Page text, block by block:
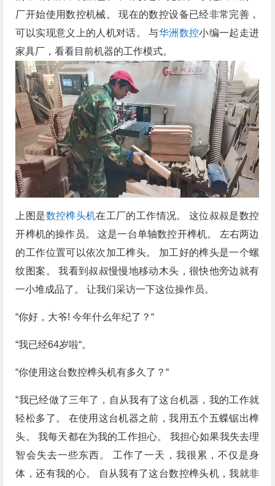
厂开始使用数控机械。 现在的数控设备已经非常完善，
可以实现意义上的人机对话。 与华洲数控小编一起走进
家具厂，看看目前机器的工作模式。
上图是数控榫头机在工厂的工作情况。 这位叔叔是数控
开榫机的操作员。 这是一台单轴数控开榫机。 左右两边
的工作位置可以依次加工榫头。 加工好的榫头是一个螺
纹图案。 我看到叔叔慢慢地移动木头，很快他旁边就有
一小堆成品了。 让我们采访一下这位操作员。
“你好，大爷! 今年什么年纪了？“
“我已经64岁啦“。
“你使用这台数控榫头机有多久了？“
“我已经做了三年了，自从我有了这台机器，我的工作就
轻松多了。 在使用这台机器之前，我用五个五蝶锯出榫
头。 我每天都在为我的工作担心。 我担心如果我失去理
智会失去一些东西。 工作了一天，我很累，不仅是身
体，还有我的心。 自从我有了这台数控榫头机，我就非